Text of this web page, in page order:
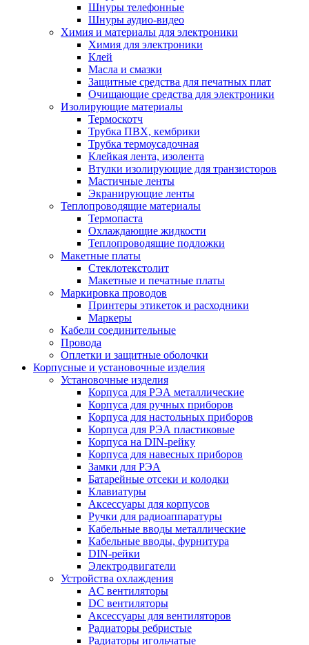
Шнуры телефонные
Шнуры аудио-видео
Химия и материалы для электроники
Химия для электроники
Клей
Масла и смазки
Защитные средства для печатных плат
Очищающие средства для электроники
Изолирующие материалы
Термоскотч
Трубка ПВХ, кембрики
Трубка термоусадочная
Клейкая лента, изолента
Втулки изолирующие для транзисторов
Мастичные ленты
Экранирующие ленты
Теплопроводящие материалы
Термопаста
Охлаждающие жидкости
Теплопроводящие подложки
Макетные платы
Стеклотекстолит
Макетные и печатные платы
Маркировка проводов
Принтеры этикеток и расходники
Маркеры
Кабели соединительные
Провода
Оплетки и защитные оболочки
Корпусные и установочные изделия
Установочные изделия
Корпуса для РЭА металлические
Корпуса для ручных приборов
Корпуса для настольных приборов
Корпуса для РЭА пластиковые
Корпуса на DIN-рейку
Корпуса для навесных приборов
Замки для РЭА
Батарейные отсеки и колодки
Клавиатуры
Аксессуары для корпусов
Ручки для радиоаппаратуры
Кабельные вводы металлические
Кабельные вводы, фурнитура
DIN-рейки
Электродвигатели
Устройства охлаждения
AC вентиляторы
DC вентиляторы
Аксессуары для вентиляторов
Радиаторы ребристые
Радиаторы игольчатые